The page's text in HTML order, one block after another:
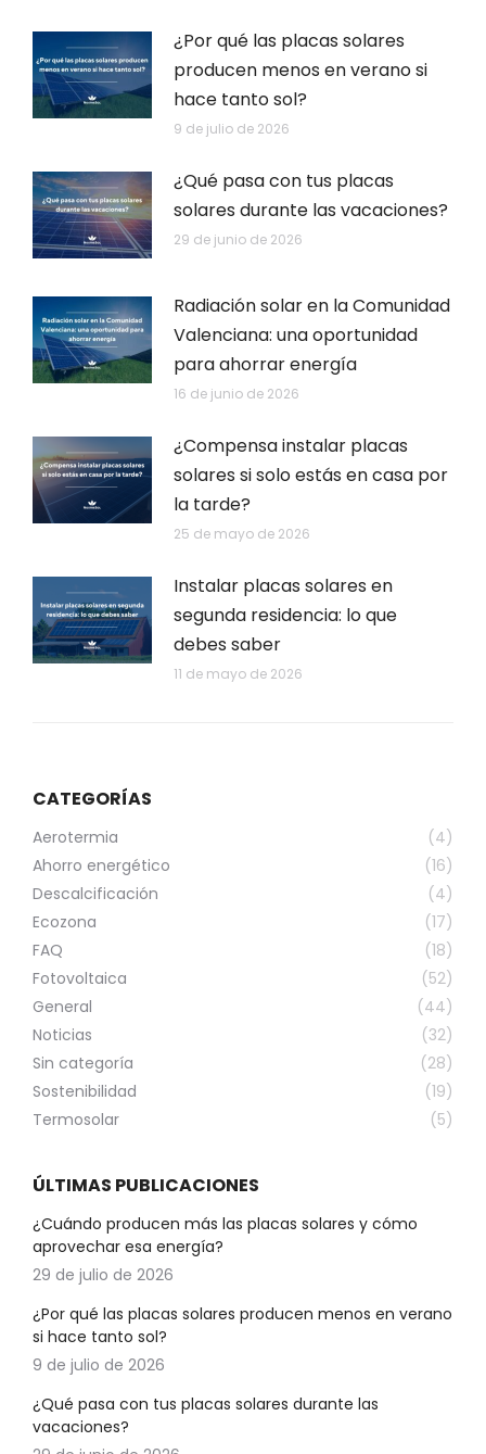
¿Por qué las placas solares
producen menos en verano si
hace tanto sol?
9 de julio de 2026
¿Qué pasa con tus placas
solares durante las vacaciones?
29 de junio de 2026
Radiación solar en la Comunidad
Valenciana: una oportunidad
para ahorrar energía
16 de junio de 2026
¿Compensa instalar placas
solares si solo estás en casa por
la tarde?
25 de mayo de 2026
Instalar placas solares en
segunda residencia: lo que
debes saber
11 de mayo de 2026
CATEGORÍAS
Aerotermia
(4)
Ahorro energético
(16)
Descalcificación
(4)
Ecozona
(17)
FAQ
(18)
Fotovoltaica
(52)
General
(44)
Noticias
(32)
Sin categoría
(28)
Sostenibilidad
(19)
Termosolar
(5)
ÚLTIMAS PUBLICACIONES
¿Cuándo producen más las placas solares y cómo
aprovechar esa energía?
29 de julio de 2026
¿Por qué las placas solares producen menos en verano
si hace tanto sol?
9 de julio de 2026
¿Qué pasa con tus placas solares durante las
vacaciones?